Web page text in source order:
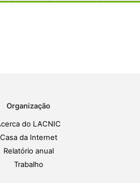
Organização
do LACNIC
Casa da Internet
Relatório anual
Trabalho